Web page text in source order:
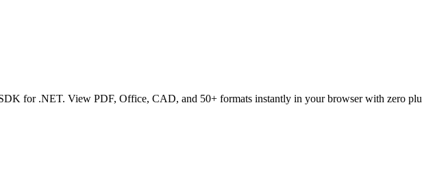
for .NET. View PDF, Office, CAD, and 50+ formats instantly in your browser with zero